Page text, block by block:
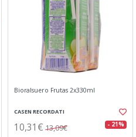
Bioralsuero Frutas 2x330ml
CASEN RECORDATI
10,31€ 13,09€ - 21%